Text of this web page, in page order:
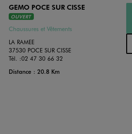
GEMO POCE SUR CISSE
OUVERT
Chaussures et Vêtements
LA RAMEE
37530 POCE SUR CISSE
Tél. :02 47 30 66 32
Distance : 20.8 Km